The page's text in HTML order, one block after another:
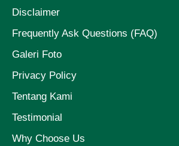
Disclaimer
Frequently Ask Questions (FAQ)
Galeri Foto
Privacy Policy
Tentang Kami
Testimonial
Why Choose Us